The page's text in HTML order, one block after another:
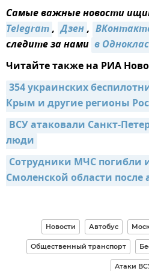
Самые важные новости
Telegram, Дзен,
следите за нами в
Читайте также на РИА
354 украинских
Крым и другие регионы
ВСУ атаковали Санкт-
люди
Сотрудники МЧС погибли
Смоленской области
Новости Автобус
Общественный транспорт
Атаки